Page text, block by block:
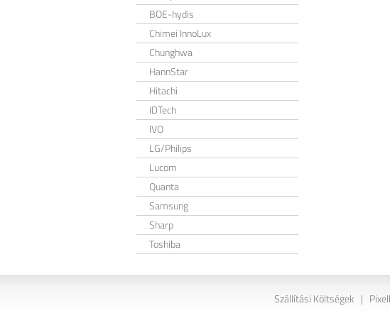
BOE-hydis
Chimei InnoLux
Chunghwa
HannStar
Hitachi
IDTech
IVO
LG/Philips
Lucom
Quanta
Samsung
Sharp
Toshiba
Szállítási Költségek |